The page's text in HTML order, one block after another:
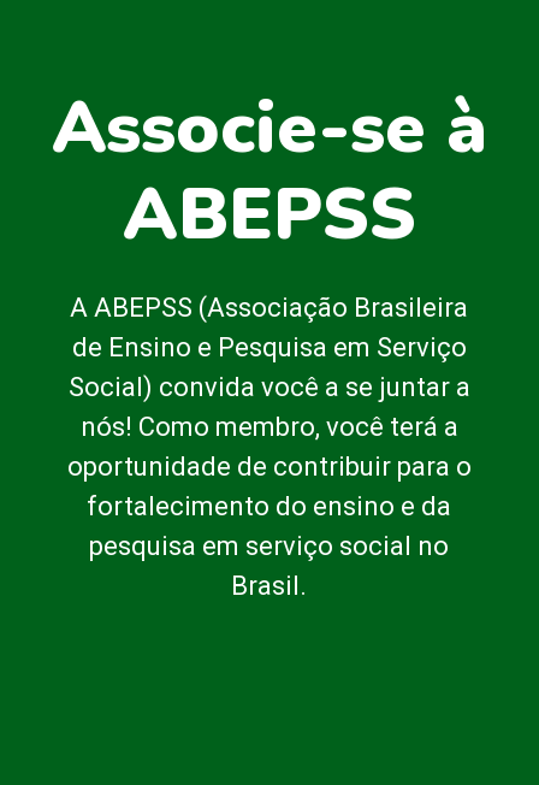
Associe-se à
ABEPSS
A ABEPSS (Associação Brasileira
de Ensino e Pesquisa em Serviço
Social) convida você a se juntar a
nós! Como membro, você terá a
oportunidade de contribuir para o
fortalecimento do ensino e da
pesquisa em serviço social no
Brasil.